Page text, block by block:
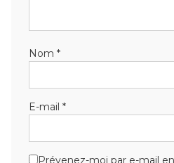
Nom *
E-mail *
Prévenez-moi par e-mail